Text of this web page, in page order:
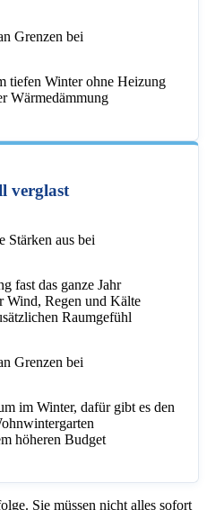
Grenzen bei
tiefen Winter ohne Heizung
Wärmedämmung
verglast
Stärken aus bei
fast das ganze Jahr
Wind, Regen und Kälte
Raumgefühl
Grenzen bei
im Winter, dafür gibt es den
höheren Budget
Sie müssen nicht alles sofort